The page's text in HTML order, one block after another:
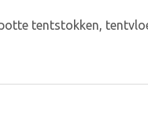
tentstokken,